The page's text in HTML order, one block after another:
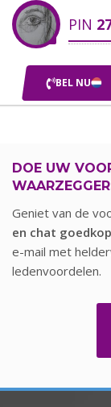
PIN
BEL NU
DOE UW
Geniet van de
en chat
e-mail met
ledenvoordelen.